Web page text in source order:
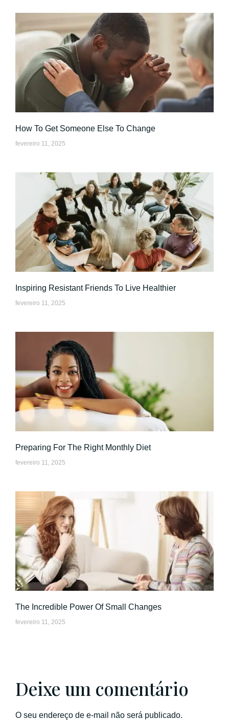
How To Get Someone Else To Change
fevereiro 11, 2025
Inspiring Resistant Friends To Live Healthier
fevereiro 11, 2025
Preparing For The Right Monthly Diet
fevereiro 11, 2025
The Incredible Power Of Small Changes
fevereiro 11, 2025
Deixe um comentário
O seu endereço de e-mail não será publicado.